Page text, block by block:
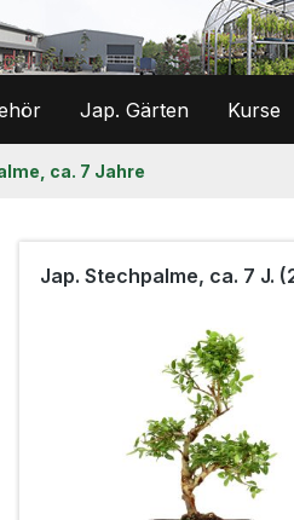
Jap. Gärten Kurse
ca. 7 Jahre
Jap. Stechpalme, ca. 7 J.